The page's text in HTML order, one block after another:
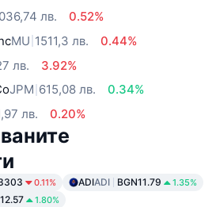
лв.
0.52%
MU 1511,3 лв.
0.44%
лв.
3.92%
JPM 615,08 лв.
0.34%
лв. 0.20%
0.11% ADIADI BGN11.79 1.35%
1.80%